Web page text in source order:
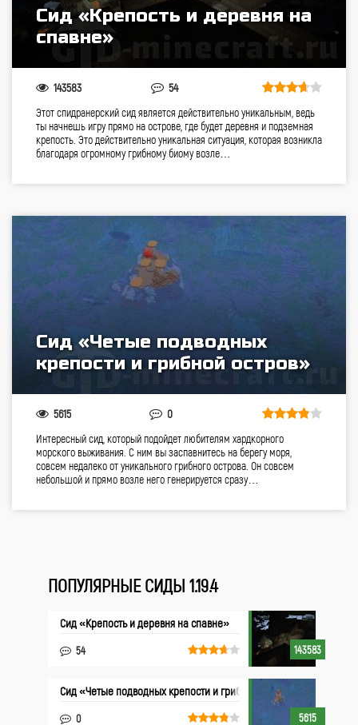
Сид «Крепость и деревня на
спавне»
143583 54
Этот спидранерский сид является действительно уникальным, ведь
ты начнешь игру прямо на острове, где будет деревня и подземная
крепость. Это действительно уникальная ситуация, которая возникла
благодаря огромному грибному биому возле…
Сид «Четые подводных
крепости и грибной остров»
5615 0
Интересный сид, который подойдет любителям хардкорного
морского выживания. С ним вы заспавнитесь на берегу моря,
совсем недалеко от уникального грибного острова. Он совсем
небольшой и прямо возле него генерируется сразу…
ПОПУЛЯРНЫЕ СИДЫ 1.19.4
143583
Сид «Крепость и деревня на спавне»
54
5615
Сид «Четые подводных крепости и грибной остров»
0